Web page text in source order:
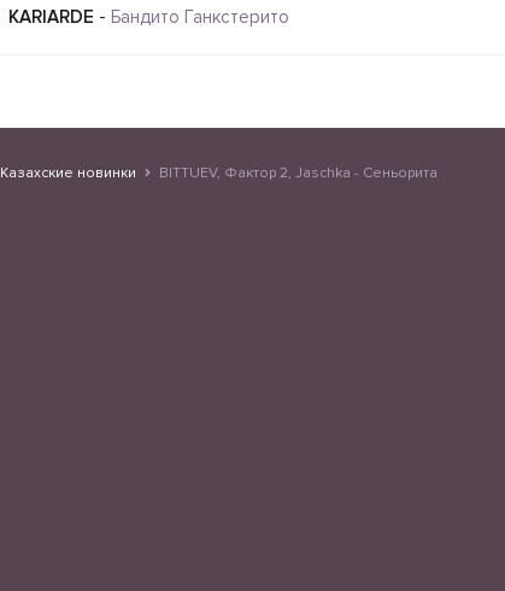
KARIARDE - Бандито Ганкстерито
Казахские новинки BITTUEV, Фактор 2, Jaschka - Сеньорита